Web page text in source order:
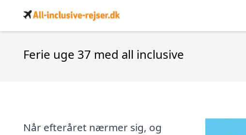
Ferie uge 37 med all inclusive
Når efteråret nærmer sig, og